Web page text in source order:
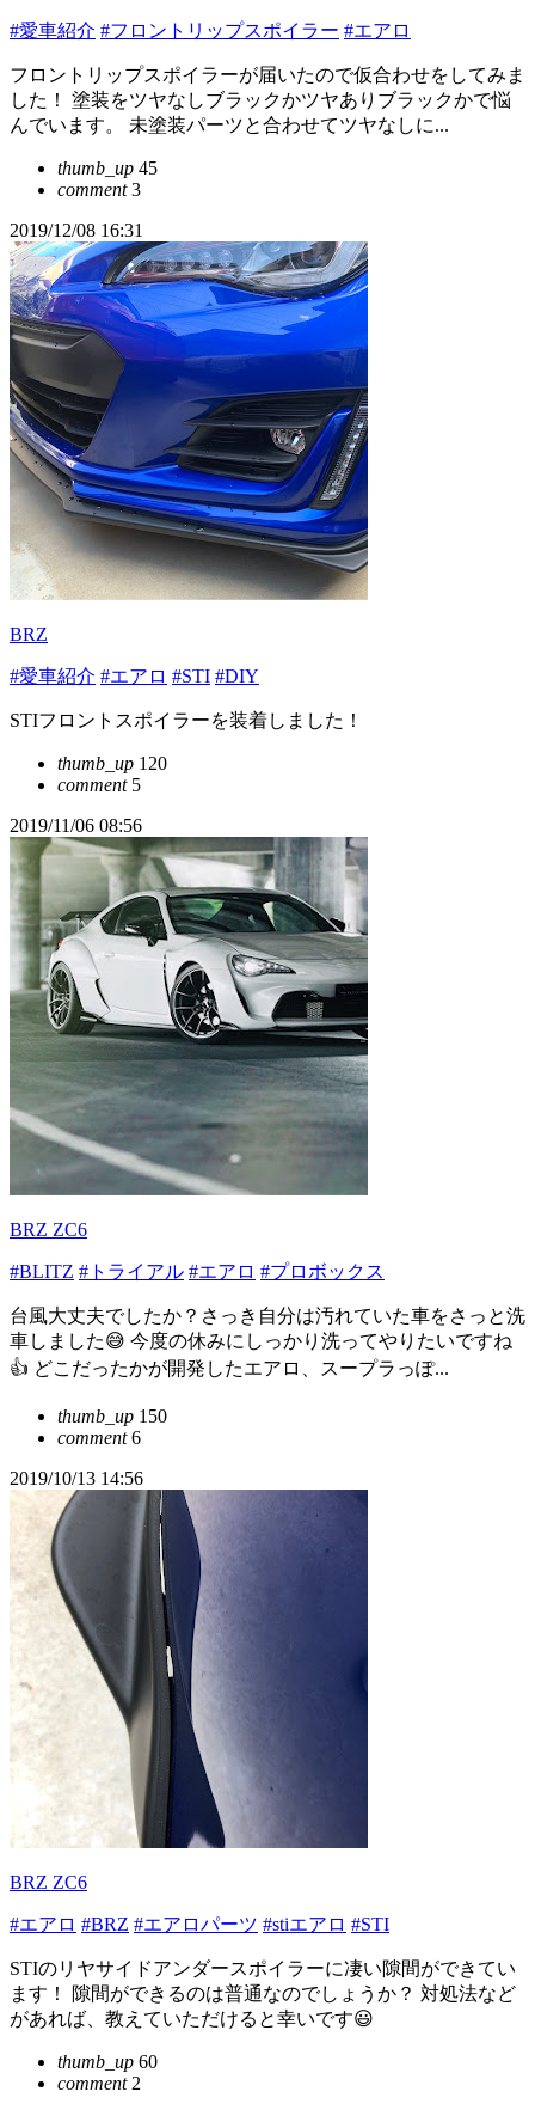
#愛車紹介 #フロントリップスポイラー #エアロ
フロントリップスポイラーが届いたので仮合わせをしてみま
した！ 塗装をツヤなしブラックかツヤありブラックかで悩
んでいます。 未塗装パーツと合わせてツヤなしに...
thumb_up 45
comment3
2019/12/08 16:31
BRZ
#愛車紹介 #エアロ #STI #DIY
STIフロントスポイラーを装着しました！
thumb_up 120
comment5
2019/11/06 08:56
BRZ ZC6
#BLITZ #トライアル #エアロ #プロボックス
台風大丈夫でしたか？さっき自分は汚れていた車をさっと洗
車しました😅 今度の休みにしっかり洗ってやりたいですね
👍 どこだったかが開発したエアロ、スープラっぽ...
thumb_up 150
comment6
2019/10/13 14:56
BRZ ZC6
#エアロ #BRZ #エアロパーツ #stiエアロ #STI
STIのリヤサイドアンダースポイラーに凄い隙間ができてい
ます！ 隙間ができるのは普通なのでしょうか？ 対処法など
があれば、教えていただけると幸いです😃
thumb_up 60
comment2